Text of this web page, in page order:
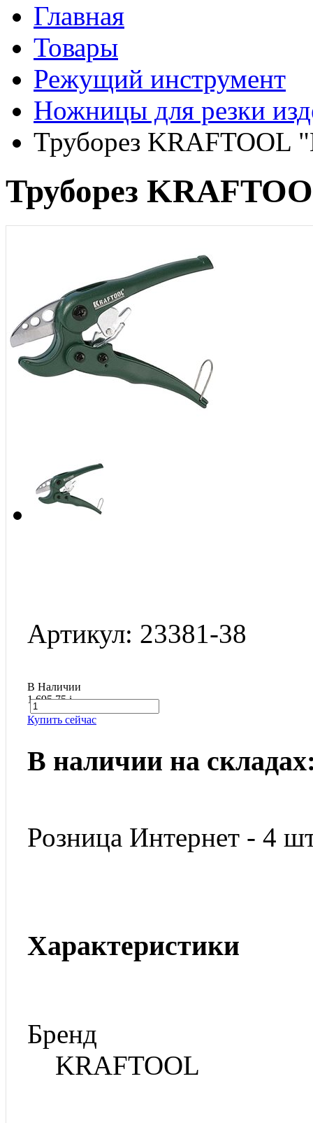
Главная
Товары
Режущий инструмент
Ножницы для резки
Труборез KRAFTOOL
Труборез
Артикул: 23381-38
В Наличии
1 695.75i
Купить сейчас
В наличии на
Розница Интернет - 4
Характеристики
Бренд
KRAFTOOL